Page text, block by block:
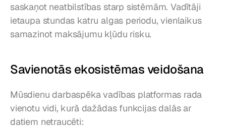
saskaņot neatbilstības starp sistēmām. Vadītāji
ietaupa stundas katru algas periodu, vienlaikus
samazinot maksājumu kļūdu risku.
Savienotās ekosistēmas veidošana
Mūsdienu darbaspēka vadības platformas rada
vienotu vidi, kurā dažādas funkcijas dalās ar
datiem netraucēti: